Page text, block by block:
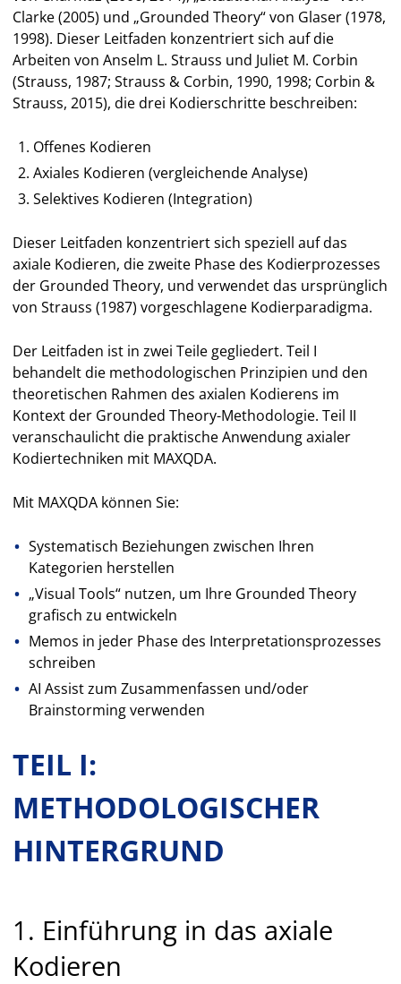
Theory-Prozess
3. Das axiale Kodierparadigma
4. Schritt-für-Schritt-Anleitung zur Durchführung
des axialen Kodierens
5. Wie geht es weiter? (Selektives Kodieren,
Theoretisches Sampling)
6. Den Bericht schreiben (mit einem kurzen
Beispiel)
7. Erweiterte Techniken
8. Literatur
Clarke (2005) und „Grounded Theory“ von Glaser (1978,
1998). Dieser Leitfaden konzentriert sich auf die
Arbeiten von Anselm L. Strauss und Juliet M. Corbin
(Strauss, 1987; Strauss & Corbin, 1990, 1998; Corbin &
Strauss, 2015), die drei Kodierschritte beschreiben:
Offenes Kodieren
Axiales Kodieren (vergleichende Analyse)
Selektives Kodieren (Integration)
Dieser Leitfaden konzentriert sich speziell auf das
axiale Kodieren, die zweite Phase des Kodierprozesses
der Grounded Theory, und verwendet das ursprünglich
von Strauss (1987) vorgeschlagene Kodierparadigma.
Der Leitfaden ist in zwei Teile gegliedert. Teil I
behandelt die methodologischen Prinzipien und den
theoretischen Rahmen des axialen Kodierens im
Kontext der Grounded Theory-Methodologie. Teil II
veranschaulicht die praktische Anwendung axialer
Kodiertechniken mit MAXQDA.
Mit MAXQDA können Sie:
Systematisch Beziehungen zwischen Ihren
Kategorien herstellen
„Visual Tools“ nutzen, um Ihre Grounded Theory
grafisch zu entwickeln
Memos in jeder Phase des Interpretationsprozesses
schreiben
AI Assist zum Zusammenfassen und/oder
Brainstorming verwenden
TEIL I:
METHODOLOGISCHER
HINTERGRUND
1. Einführung in das axiale
Kodieren